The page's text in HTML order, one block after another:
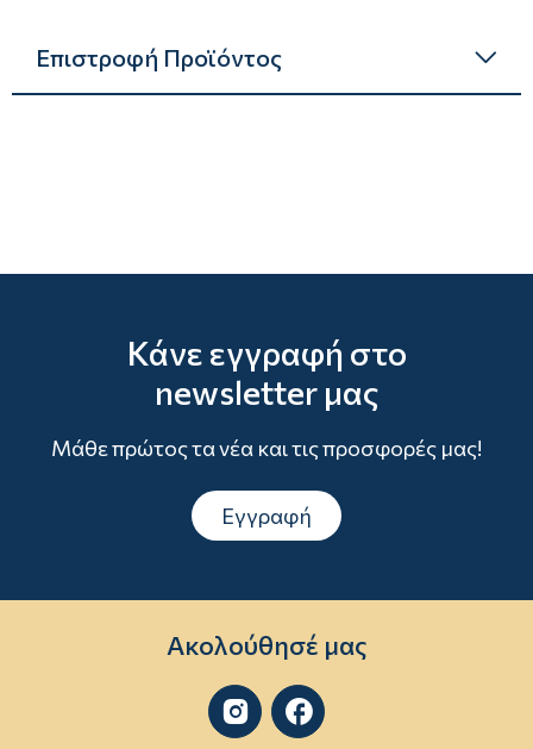
Επιστροφή Προϊόντος
Κάνε εγγραφή στο
newsletter μας
Μάθε πρώτος τα νέα και τις προσφορές μας!
Εγγραφή
Ακολούθησέ μας
 